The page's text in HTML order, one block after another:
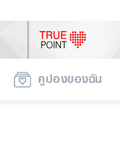
คูปองของฉัน